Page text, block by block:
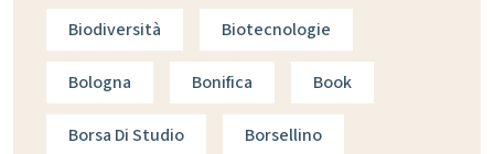
Biodiversità Biotecnologie
Bologna Bonifica Book
Borsa Di Studio Borsellino